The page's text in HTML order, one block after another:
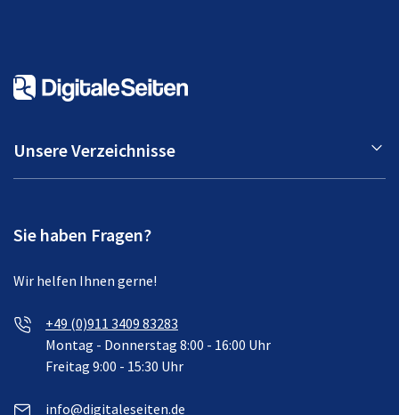
Unsere Verzeichnisse
Sie haben Fragen?
Wir helfen Ihnen gerne!
+49 (0)911 3409 83283
Montag - Donnerstag 8:00 - 16:00 Uhr
Freitag 9:00 - 15:30 Uhr
info@digitaleseiten.de